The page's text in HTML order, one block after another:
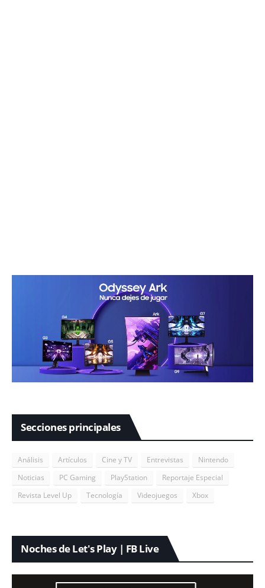
Secciones principales
Análisis Artículos Cine y TV Entrevistas
Nintendo
Noticias
PC Gaming PlayStation
Reportaje Especial
Revista Level Up
Tecnología Videojuegos Xbox
Noches de Let's Play | FB Live